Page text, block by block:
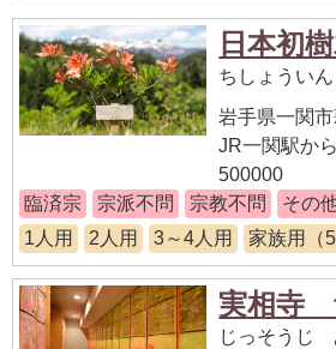
日本初
ちしょういん
岩手県一関
JR一関駅か
500000
臨済宗
宗派不問 宗教不問
その
1人用
2人用 3～4人用 家族用（5
実相寺
じっそうじ